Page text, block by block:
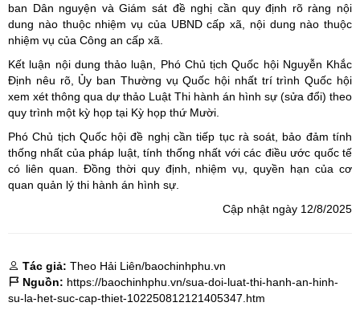
ban Dân nguyện và Giám sát đề nghị cần quy định rõ ràng nội
dung nào thuộc nhiệm vụ của UBND cấp xã, nội dung nào thuộc
nhiệm vụ của Công an cấp xã.
Kết luận nội dung thảo luận, Phó Chủ tịch Quốc hội Nguyễn Khắc
Định nêu rõ, Ủy ban Thường vụ Quốc hội nhất trí trình Quốc hội
xem xét thông qua dự thảo Luật Thi hành án hình sự (sửa đổi) theo
quy trình một kỳ họp tại Kỳ họp thứ Mười.
Phó Chủ tịch Quốc hội đề nghị cần tiếp tục rà soát, bảo đảm tính
thống nhất của pháp luật, tính thống nhất với các điều ước quốc tế
có liên quan. Đồng thời quy định, nhiệm vụ, quyền hạn của cơ
quan quản lý thi hành án hình sự.
Cập nhật ngày 12/8/2025
Tác giả: Theo Hải Liên/baochinhphu.vn
Nguồn: https://baochinhphu.vn/sua-doi-luat-thi-hanh-an-hinh-
su-la-het-suc-cap-thiet-102250812121405347.htm